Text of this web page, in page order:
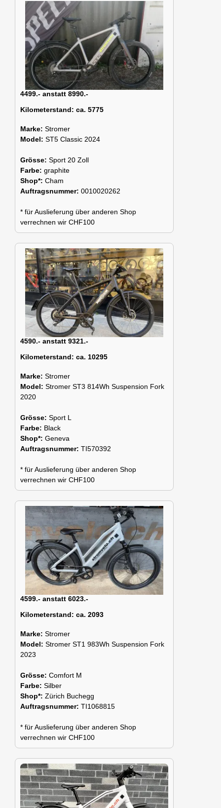
4499.- anstatt 8990.-
Kilometerstand: ca. 5775
Marke: Stromer
Model: ST5 Classic 2024
Grösse: Sport 20 Zoll
Farbe: graphite
Shop*: Cham
Auftragsnummer: 0010020262
* für Auslieferung über anderen Shop
verrechnen wir CHF100
4590.- anstatt 9321.-
Kilometerstand: ca. 10295
Marke: Stromer
Model: Stromer ST3 814Wh Suspension Fork
2020
Grösse: Sport L
Farbe: Black
Shop*: Geneva
Auftragsnummer: TI570392
* für Auslieferung über anderen Shop
verrechnen wir CHF100
4599.- anstatt 6023.-
Kilometerstand: ca. 2093
Marke: Stromer
Model: Stromer ST1 983Wh Suspension Fork
2023
Grösse: Comfort M
Farbe: Silber
Shop*: Zürich Buchegg
Auftragsnummer: TI1068815
* für Auslieferung über anderen Shop
verrechnen wir CHF100